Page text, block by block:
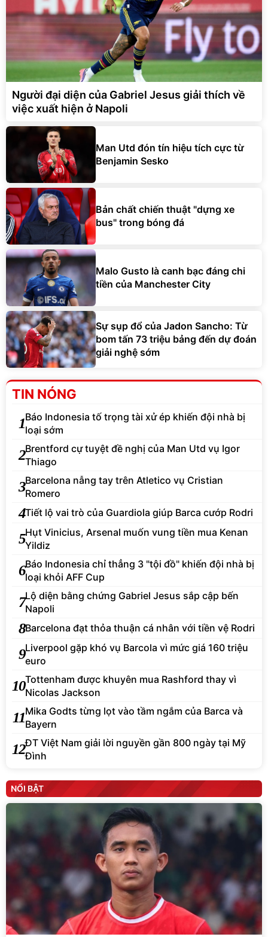
Người đại diện của Gabriel Jesus giải thích về
việc xuất hiện ở Napoli
Man Utd đón tín hiệu tích cực từ
Benjamin Sesko
Bản chất chiến thuật "dựng xe
bus" trong bóng đá
Malo Gusto là canh bạc đáng chi
tiền của Manchester City
Sự sụp đổ của Jadon Sancho: Từ
bom tấn 73 triệu bảng đến dự đoán
giải nghệ sớm
TIN NÓNG
1Báo Indonesia tố trọng tài xử ép khiến đội nhà bị
loại sớm
2Brentford cự tuyệt đề nghị của Man Utd vụ Igor
Thiago
3Barcelona nẫng tay trên Atletico vụ Cristian
Romero
4Tiết lộ vai trò của Guardiola giúp Barca cướp Rodri
5Hụt Vinicius, Arsenal muốn vung tiền mua Kenan
Yildiz
6Báo Indonesia chỉ thẳng 3 "tội đồ" khiến đội nhà bị
loại khỏi AFF Cup
7Lộ diện bằng chứng Gabriel Jesus sắp cập bến
Napoli
8Barcelona đạt thỏa thuận cá nhân với tiền vệ Rodri
9Liverpool gặp khó vụ Barcola vì mức giá 160 triệu
euro
10Tottenham được khuyên mua Rashford thay vì
Nicolas Jackson
11Mika Godts từng lọt vào tầm ngắm của Barca và
Bayern
12ĐT Việt Nam giải lời nguyền gần 800 ngày tại Mỹ
Đình
NỔI BẬT